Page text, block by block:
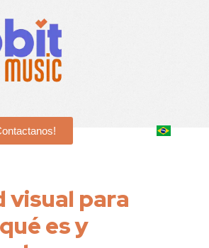
visual para
es y